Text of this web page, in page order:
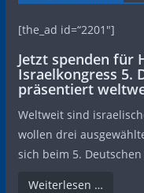
[the_ad id=“2201″]
Jetzt spenden für
Israelkongress 5.
präsentiert
Weltweit sind
wollen drei
sich beim 5.
Weiterlesen …